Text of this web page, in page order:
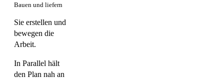
Bauen und liefern
Sie erstellen und
bewegen die
Arbeit.
In Parallel hält
den Plan nah an